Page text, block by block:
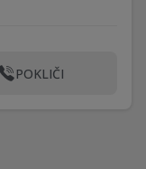
POKLIČI